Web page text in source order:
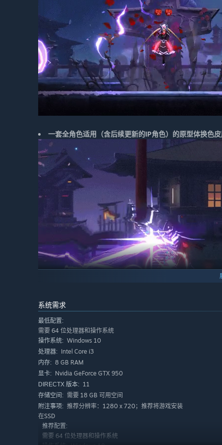
一套全角色适用（含后续更新的IP角色）的原型体换色
一个全新的限定Avatar拖尾特效。
系统需求
最低配置:
需要 64 位处理器和操作系统
操作系统: Windows 10
处理器: Intel Core i3
内存: 8 GB RAM
显卡: Nvidia GeForce GTX 950
DIRECTX 版本: 11
存储空间: 需要 18 GB 可用空间
附注事项: 推荐分辨率：1280 x 720；推荐将游戏安装
在SSD
推荐配置:
需要 64 位处理器和操作系统